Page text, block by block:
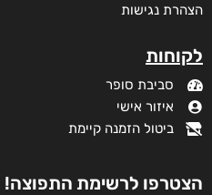
₪35
–
₪ 65
הצהרת נגישות
לקוחות
סביבת סופר
איזור אישי
ביטול הזמנה קיימת
הצטרפו לרשימת התפוצה!